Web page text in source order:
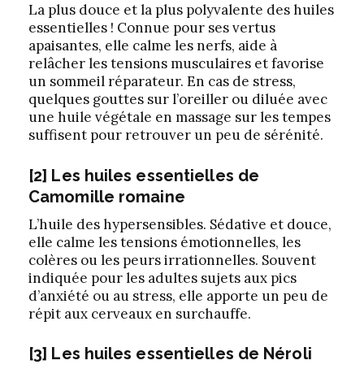
La plus douce et la plus polyvalente des huiles
essentielles ! Connue pour ses vertus
apaisantes, elle calme les nerfs, aide à
relâcher les tensions musculaires et favorise
un sommeil réparateur. En cas de stress,
quelques gouttes sur l’oreiller ou diluée avec
une huile végétale en massage sur les tempes
suffisent pour retrouver un peu de sérénité.
[2] Les huiles essentielles de
Camomille romaine
L’huile des hypersensibles. Sédative et douce,
elle calme les tensions émotionnelles, les
colères ou les peurs irrationnelles. Souvent
indiquée pour les adultes sujets aux pics
d’anxiété ou au stress, elle apporte un peu de
répit aux cerveaux en surchauffe.
[3] Les huiles essentielles de Néroli